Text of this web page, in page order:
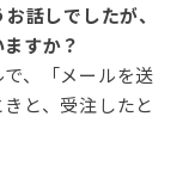
話しでしたが、
すか？
、「メールを送
と、受注したと